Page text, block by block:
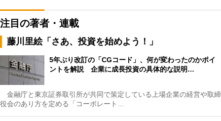
注目の著者・連載
藤川里絵「さあ、投資を始めよう！」
5年ぶり改訂の「CGコード」、何が変わったのかポイ
ントを解説 企業に成長投資の具体的な説明…
金融庁と東京証券取引所が共同で策定している上場企業の経営や取締
役会のあり方を定める「コーポレート…